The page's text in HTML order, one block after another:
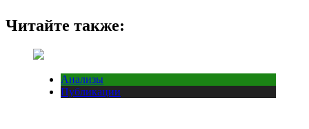
Читайте также:
Анализы
Публикации